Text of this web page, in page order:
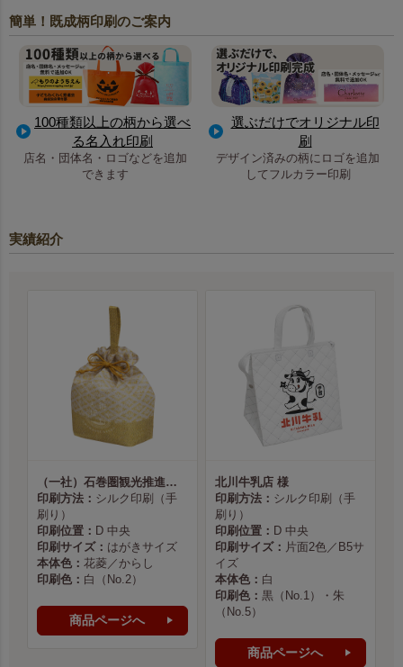
簡単！既成柄印刷のご案内
100種類以上の柄から選べ
る名入れ印刷
店名・団体名・ロゴなどを追加
できます
選ぶだけでオリジナル印
刷
デザイン済みの柄にロゴを追加
してフルカラー印刷
実績紹介
（一社）石巻圏観光推進機構様
印刷方法： シルク印刷（手
刷り）
印刷位置： D 中央
印刷サイズ： はがきサイズ
本体色： 花菱／からし
印刷色： 白（No.2）
商品ページへ
北川牛乳店 様
印刷方法： シルク印刷（手
刷り）
印刷位置： D 中央
印刷サイズ： 片面2色／B5サ
イズ
本体色： 白
印刷色： 黒（No.1）・朱
（No.5）
商品ページへ